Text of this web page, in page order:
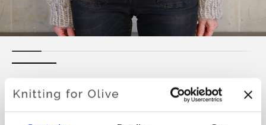
COLOR RAIN SWEATER